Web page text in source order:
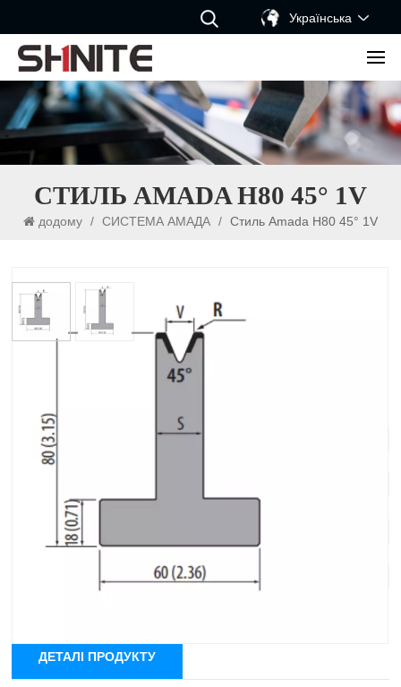
Українська
СТИЛЬ AMADA H80 45° 1V
додому / СИСТЕМА АМАДА / Стиль Amada H80 45° 1V
Стиль Amada H80 45° 1V
Система інструментів: плашки Amada Systeme 1-V
Кут: 45°
Радіус: R1,0 мм
Висота: 80 мм/120 мм
Максимальне навантаження: 550 кН/м
Матеріал: 42CrMo4
ДЕТАЛІ ПРОДУКТУ